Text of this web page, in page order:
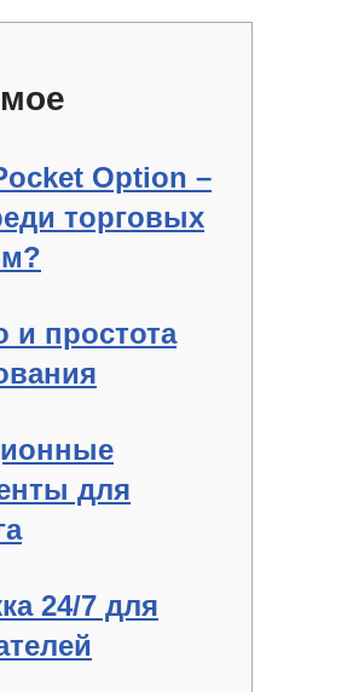
Option –
торговых
и простота
для
24/7 для